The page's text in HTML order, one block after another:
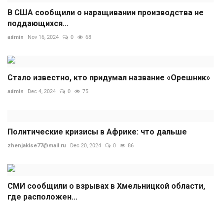
В США сообщили о наращивании производства не
поддающихся...
admin Nov 16, 2024 0 68
Стало известно, кто придумал название «Орешник»
admin Dec 4, 2024 0 75
Политические кризисы в Африке: что дальше
zhenjakise77@mail.ru Dec 20, 2024 0 86
СМИ сообщили о взрывах в Хмельницкой области,
где расположен...